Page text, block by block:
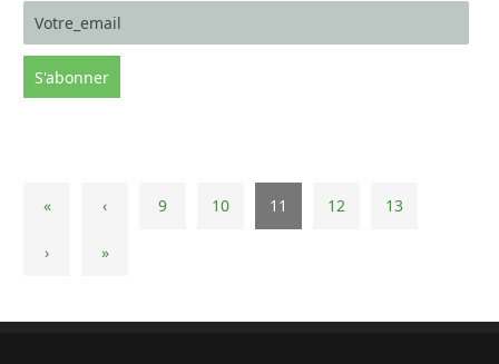
« ‹ 9 10 11 12 13
› »